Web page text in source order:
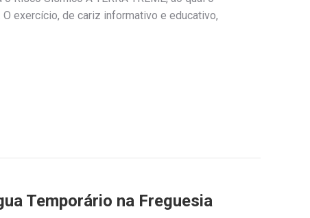
exercício, de cariz informativo e educativo,
Temporário na Freguesia